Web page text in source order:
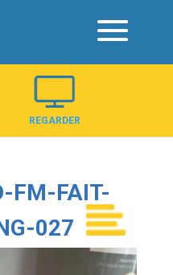
REGARDER
FM-FAIT-
027